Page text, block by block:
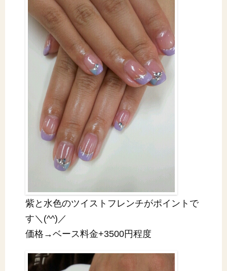
紫と水色のツイストフレンチがポイントで
す＼(^^)／
価格→ベース料金+3500円程度